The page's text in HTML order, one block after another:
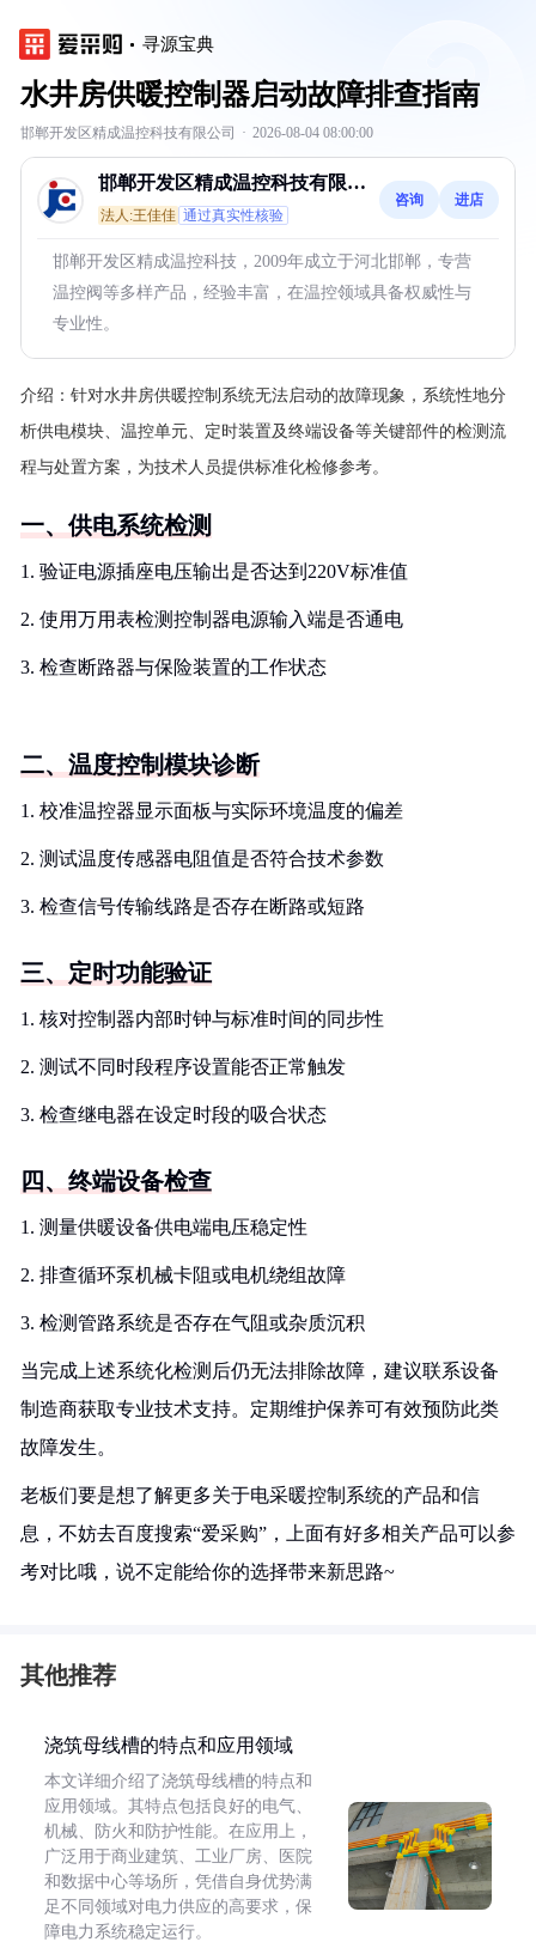
寻源宝典
水井房供暖控制器启动故障排查指南
邯郸开发区精成温控科技有限公司 · 2026-08-04 08:00:00
邯郸开发区精成温控科技有限公
司
法人:王佳佳 通过真实性核验
咨询 进店
邯郸开发区精成温控科技，2009年成立于河北邯郸，专营
温控阀等多样产品，经验丰富，在温控领域具备权威性与
专业性。
介绍： 针对水井房供暖控制系统无法启动的故障现象，系统性地分
析供电模块、温控单元、定时装置及终端设备等关键部件的检测流
程与处置方案，为技术人员提供标准化检修参考。
一、供电系统检测
1. 验证电源插座电压输出是否达到220V标准值
2. 使用万用表检测控制器电源输入端是否通电
3. 检查断路器与保险装置的工作状态
二、温度控制模块诊断
1. 校准温控器显示面板与实际环境温度的偏差
2. 测试温度传感器电阻值是否符合技术参数
3. 检查信号传输线路是否存在断路或短路
三、定时功能验证
1. 核对控制器内部时钟与标准时间的同步性
2. 测试不同时段程序设置能否正常触发
3. 检查继电器在设定时段的吸合状态
四、终端设备检查
1. 测量供暖设备供电端电压稳定性
2. 排查循环泵机械卡阻或电机绕组故障
3. 检测管路系统是否存在气阻或杂质沉积
当完成上述系统化检测后仍无法排除故障，建议联系设备
制造商获取专业技术支持。定期维护保养可有效预防此类
故障发生。
老板们要是想了解更多关于电采暖控制系统的产品和信
息，不妨去百度搜索“爱采购”，上面有好多相关产品可以参
考对比哦，说不定能给你的选择带来新思路~
其他推荐
浇筑母线槽的特点和应用领域
本文详细介绍了浇筑母线槽的特点和
应用领域。其特点包括良好的电气、
机械、防火和防护性能。在应用上，
广泛用于商业建筑、工业厂房、医院
和数据中心等场所，凭借自身优势满
足不同领域对电力供应的高要求，保
障电力系统稳定运行。